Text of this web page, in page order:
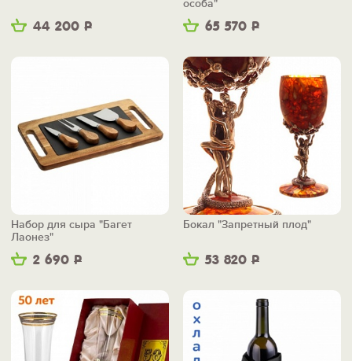
44 200 Р 65 570 Р
особа"
2 690 Р
Набор для сыра "Багет
Лаонез"
53 820 Р
Бокал "Запретный плод"